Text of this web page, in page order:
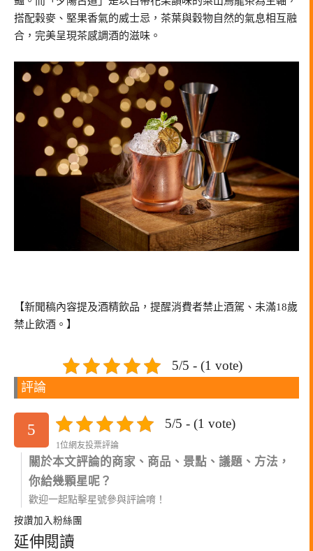
搭配榖麥、堅果香氣的威士忌，茶葉與穀物自然的氣息相互融
合，完美呈現茶感調酒的滋味。
【新聞稿內容提及酒精飲品，提醒消費者禁止酒駕、未滿18歲
禁止飲酒。】
5/5 - (1 vote)
評論
5 5/5 - (1 vote)
1位網友投票評論
關於本文評論的商家、商品、景點、議題、方法，
你給幾顆星呢？
歡迎一起點擊星號參與評論唷！
按讚加入粉絲團
延伸閱讀